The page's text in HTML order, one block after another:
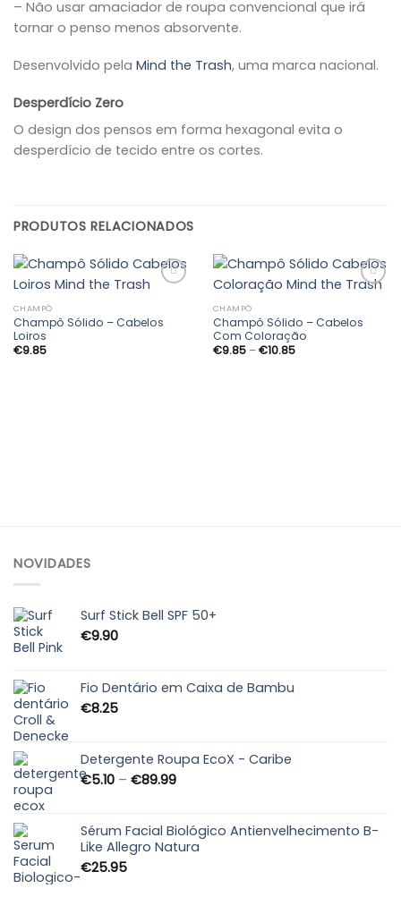
– Não usar amaciador de roupa convencional que irá
tornar o penso menos absorvente.
Desenvolvido pela Mind the Trash, uma marca nacional.
Desperdício Zero
O design dos pensos em forma hexagonal evita o
desperdício de tecido entre os cortes.
PRODUTOS RELACIONADOS
Adicionar
CHAMPÔ
Champô Sólido – Cabelos
Loiros
€9.85
Adicionar
CHAMPÔ
Champô Sólido – Cabelos
Com Coloração
€9.85 –€10.85Price
NOVIDADES
Surf Stick Bell SPF 50+
€9.90
Fio Dentário em Caixa de Bambu
€8.25
Detergente Roupa EcoX - Caribe
€5.10 – €89.99Price
through
€89.99
Sérum Facial Biológico Antienvelhecimento B-
Like Allegro Natura
€25.95